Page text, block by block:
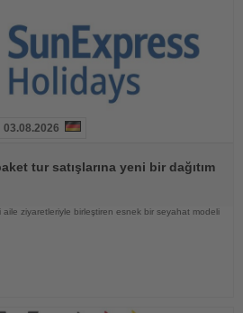
03.08.2026
tur satışlarına yeni bir dağıtım
ziyaretleriyle birleştiren esnek bir seyahat modeli